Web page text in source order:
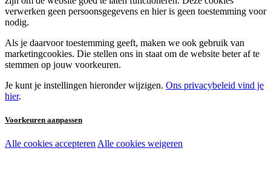
verwerken geen persoonsgegevens en hier is geen toestemming voor
nodig.
Als je daarvoor toestemming geeft, maken we ook gebruik van
marketingcookies. Die stellen ons in staat om de website beter af te
stemmen op jouw voorkeuren.
Je kunt je instellingen hieronder wijzigen. Ons privacybeleid vind je
hier.
Voorkeuren aanpassen
Noodzakelijke cookies:
Alle cookies accepteren Alle cookies weigeren